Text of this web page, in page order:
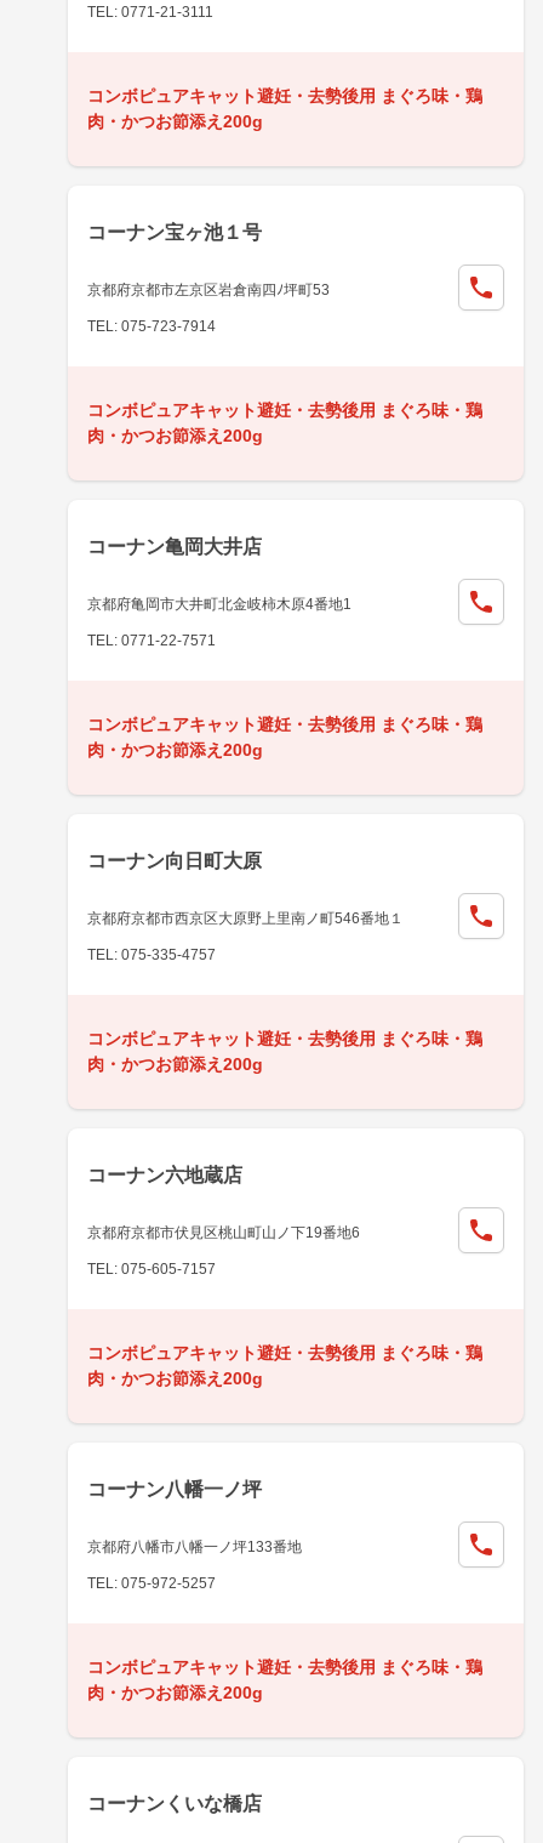
TEL: 0771-21-3111
コンボピュアキャット避妊・去勢後用 まぐろ味・鶏
肉・かつお節添え200g
コーナン宝ヶ池１号
京都府京都市左京区岩倉南四ﾉ坪町53
TEL: 075-723-7914
コンボピュアキャット避妊・去勢後用 まぐろ味・鶏
肉・かつお節添え200g
コーナン亀岡大井店
京都府亀岡市大井町北金岐柿木原4番地1
TEL: 0771-22-7571
コンボピュアキャット避妊・去勢後用 まぐろ味・鶏
肉・かつお節添え200g
コーナン向日町大原
京都府京都市西京区大原野上里南ノ町546番地１
TEL: 075-335-4757
コンボピュアキャット避妊・去勢後用 まぐろ味・鶏
肉・かつお節添え200g
コーナン六地蔵店
京都府京都市伏見区桃山町山ノ下19番地6
TEL: 075-605-7157
コンボピュアキャット避妊・去勢後用 まぐろ味・鶏
肉・かつお節添え200g
コーナン八幡一ノ坪
京都府八幡市八幡一ノ坪133番地
TEL: 075-972-5257
コンボピュアキャット避妊・去勢後用 まぐろ味・鶏
肉・かつお節添え200g
コーナンくいな橋店